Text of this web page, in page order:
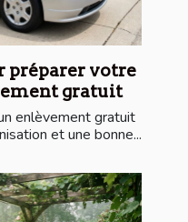
préparer votre
gratuit
enlèvement gratuit
et une bonne...